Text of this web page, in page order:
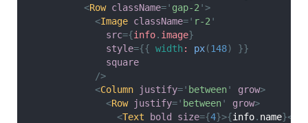
<Row className=' gap-2 '>
<Image className=' r-2 '
src={info. image}
style={{ width : px(148) }}
square
/>
<Column justify=' between' grow>
<Row justify=' between' grow>
<Text bold size={4}>{info. name}</